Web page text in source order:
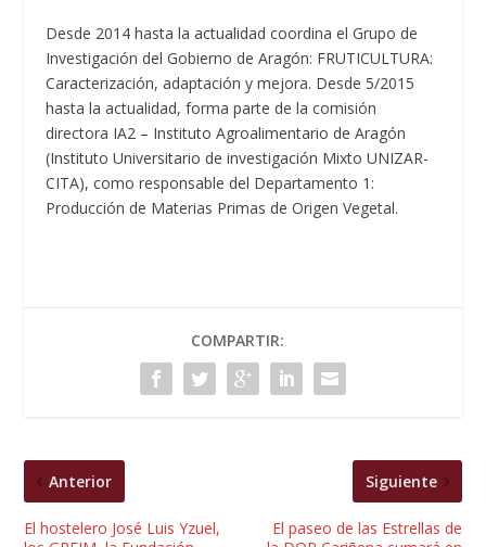
Desde 2014 hasta la actualidad coordina el Grupo de
Investigación del Gobierno de Aragón: FRUTICULTURA:
Caracterización, adaptación y mejora. Desde 5/2015
hasta la actualidad, forma parte de la comisión
directora IA2 – Instituto Agroalimentario de Aragón
(Instituto Universitario de investigación Mixto UNIZAR-
CITA), como responsable del Departamento 1:
Producción de Materias Primas de Origen Vegetal.
COMPARTIR:
Anterior
El hostelero José Luis Yzuel,
Siguiente
El paseo de las Estrellas de